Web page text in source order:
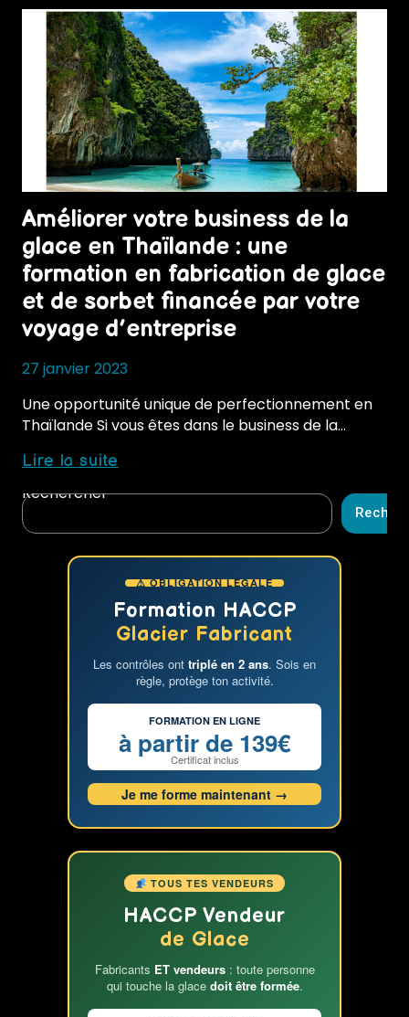
Améliorer votre business de la
glace en Thaïlande : une
formation en fabrication de glace
et de sorbet financée par votre
voyage d’entreprise
27 janvier 2023
Une opportunité unique de perfectionnement en
Thaïlande Si vous êtes dans le business de la…
Lire la suite
en
Thaïlande
:
formation
en
de
glace
et
de
par
votre
d’entreprise
Rechercher
⚠ OBLIGATION LÉGALE
Formation HACCP
Glacier Fabricant
Les contrôles ont triplé en 2 ans. Sois en
règle, protège ton activité.
FORMATION EN LIGNE
à partir de 139€
Certificat inclus
Je me forme maintenant →
TOUS TES VENDEURS
HACCP Vendeur
de Glace
Fabricants ET vendeurs: toute personne
qui touche la glace doit être formée.